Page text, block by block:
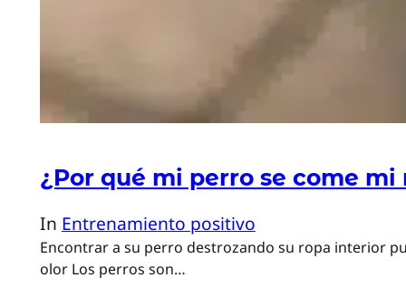
¿Por qué mi perro se come
In Entrenamiento positivo
Encontrar a su perro destrozando su ropa interior
olor Los perros son…